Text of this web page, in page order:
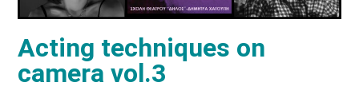
Acting techniques on
camera vol.3